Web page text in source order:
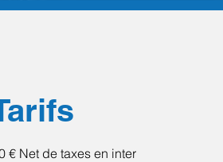
€ Net de taxes en inter